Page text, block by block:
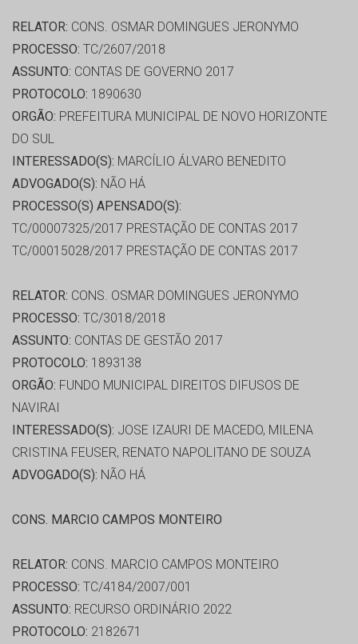
RELATOR: CONS. OSMAR DOMINGUES JERONYMO
PROCESSO: TC/2607/2018
ASSUNTO: CONTAS DE GOVERNO 2017
PROTOCOLO: 1890630
ORGÃO: PREFEITURA MUNICIPAL DE NOVO HORIZONTE
DO SUL
INTERESSADO(S): MARCÍLIO ÁLVARO BENEDITO
ADVOGADO(S): NÃO HÁ
PROCESSO(S) APENSADO(S):
TC/00007325/2017 PRESTAÇÃO DE CONTAS 2017
TC/00015028/2017 PRESTAÇÃO DE CONTAS 2017
RELATOR: CONS. OSMAR DOMINGUES JERONYMO
PROCESSO: TC/3018/2018
ASSUNTO: CONTAS DE GESTÃO 2017
PROTOCOLO: 1893138
ORGÃO: FUNDO MUNICIPAL DIREITOS DIFUSOS DE
NAVIRAI
INTERESSADO(S): JOSE IZAURI DE MACEDO, MILENA
CRISTINA FEUSER, RENATO NAPOLITANO DE SOUZA
ADVOGADO(S): NÃO HÁ
CONS. MARCIO CAMPOS MONTEIRO
RELATOR: CONS. MARCIO CAMPOS MONTEIRO
PROCESSO: TC/4184/2007/001
ASSUNTO: RECURSO ORDINÁRIO 2022
PROTOCOLO: 2182671